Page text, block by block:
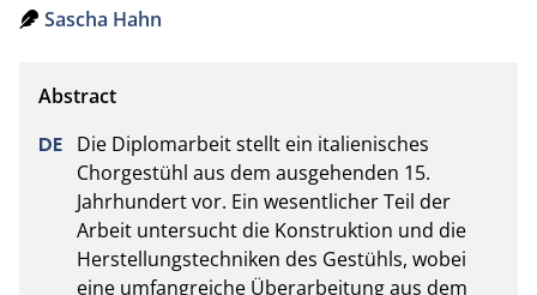
Sascha Hahn
Die Diplomarbeit stellt ein italienisches
Chorgestühl aus dem ausgehenden 15.
Jahrhundert vor. Ein wesentlicher Teil der
Arbeit untersucht die Konstruktion und die
Herstellungstechniken des Gestühls, wobei
eine umfangreiche Überarbeitung aus dem